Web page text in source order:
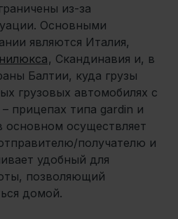
из-за
Основными
являются Италия,
, Скандинавия и, в
Балтии, куда грузы
грузовых автомобилях с
прицепах типа gardin и
основном осуществляет
получателю и
удобный для
позволяющий
домой.